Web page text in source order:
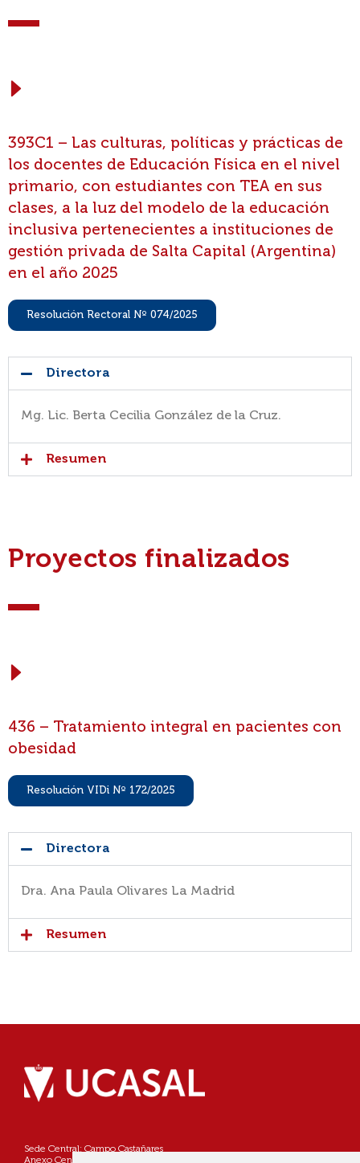
393C1 – Las culturas, políticas y prácticas de
los docentes de Educación Física en el nivel
primario, con estudiantes con TEA en sus
clases, a la luz del modelo de la educación
inclusiva pertenecientes a instituciones de
gestión privada de Salta Capital (Argentina)
en el año 2025
Resolución Rectoral Nº 074/2025
Directora
Mg. Lic. Berta Cecilia González de la Cruz.
Resumen
Proyectos finalizados
436 – Tratamiento integral en pacientes con
obesidad
Resolución VIDi Nº 172/2025
Directora
Dra. Ana Paula Olivares La Madrid
Resumen
Sede Central: Campo Castañares
Anexo Centro: Pellegrini 790